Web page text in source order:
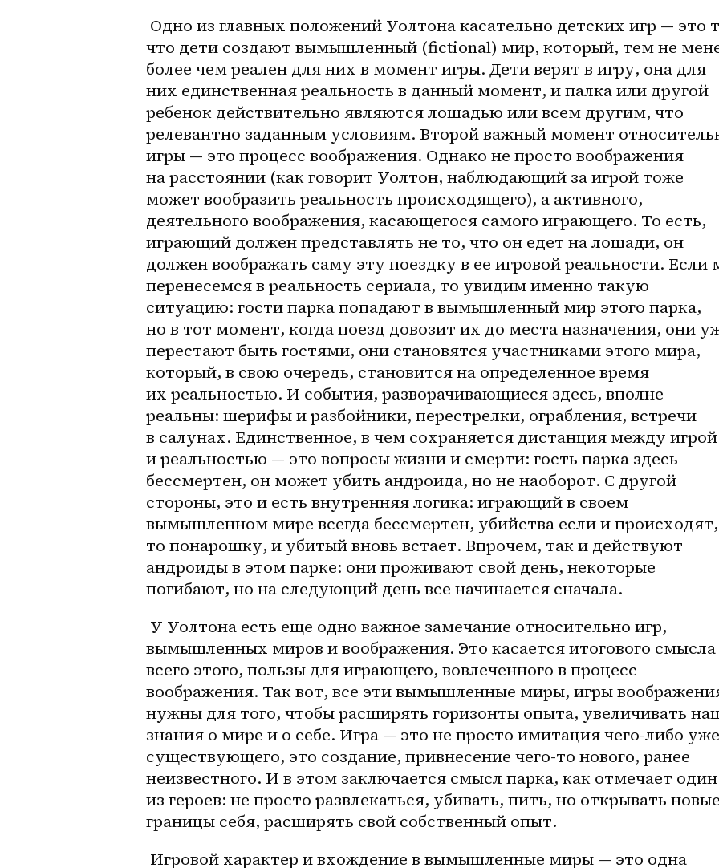
что дети создают вымышленный (fictional) мир, который, тем не
более чем реален для них в момент игры. Дети верят в игру, она для
них единственная реальность в данный момент, и палка или другой
ребенок действительно являются лошадью или всем другим, что
релевантно заданным условиям. Второй важный момент
игры — это процесс воображения. Однако не просто воображения
на расстоянии (как говорит Уолтон, наблюдающий за игрой тоже
может вообразить реальность происходящего), а активного,
деятельного воображения, касающегося самого играющего. То есть,
играющий должен представлять не то, что он едет на лошади, он
должен воображать саму эту поездку в ее игровой реальности. Если
перенесемся в реальность сериала, то увидим именно такую
ситуацию: гости парка попадают в вымышленный мир этого парка,
но в тот момент, когда поезд довозит их до места назначения, они
перестают быть гостями, они становятся участниками этого мира,
который, в свою очередь, становится на определенное время
их реальностью. И события, разворачивающиеся здесь, вполне
реальны: шерифы и разбойники, перестрелки, ограбления, встречи
в салунах. Единственное, в чем сохраняется дистанция между игрой
и реальностью — это вопросы жизни и смерти: гость парка здесь
бессмертен, он может убить андроида, но не наоборот. С другой
стороны, это и есть внутренняя логика: играющий в своем
вымышленном мире всегда бессмертен, убийства если и происходят,
то понарошку, и убитый вновь встает. Впрочем, так и действуют
андроиды в этом парке: они проживают свой день, некоторые
погибают, но на следующий день все начинается сначала.
вымышленных миров и воображения. Это касается итогового смысла
всего этого, пользы для играющего, вовлеченного в процесс
воображения. Так вот, все эти вымышленные миры, игры
нужны для того, чтобы расширять горизонты опыта, увеличивать
знания о мире и о себе. Игра — это не просто имитация чего-либо уже
существующего, это создание, привнесение чего-то нового, ранее
неизвестного. И в этом заключается смысл парка, как отмечает один
из героев: не просто развлекаться, убивать, пить, но открывать новые
границы себя, расширять свой собственный опыт.